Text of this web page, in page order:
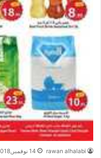
rawan alhalabi 14 نوفمبر,2018